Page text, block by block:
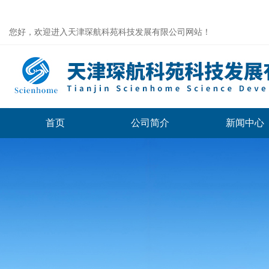
您好，欢迎进入天津琛航科苑科技发展有限公司网站！
首页 公司简介 新闻中心